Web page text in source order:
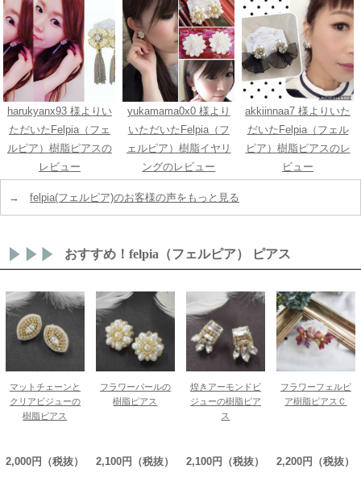
harukyanx93 様よりい
ただいたFelpia（フェ
ルピア）樹脂ピアスの
レビュー
yukamama0x0 様より
いただいたFelpia（フ
ェルピア）樹脂イヤリ
ングのレビュー
akkiinnaa7 様よりいた
だいたFelpia（フェル
ピア）樹脂ピアスのレ
ビュー
→ felpia(フェルピア)のお客様の声をもっと見る
おすすめ！felpia（フェルピア） ピアス
マットチェーンと
クリアビジューの
樹脂ピアス
2,000円（税抜）
フラワーパールの
樹脂ピアス
2,100円（税抜）
煌きアーモンドビ
ジューの樹脂ピア
ス
2,100円（税抜）
フラワーフェルピ
ア樹脂ピアスＣ
2,200円（税抜）